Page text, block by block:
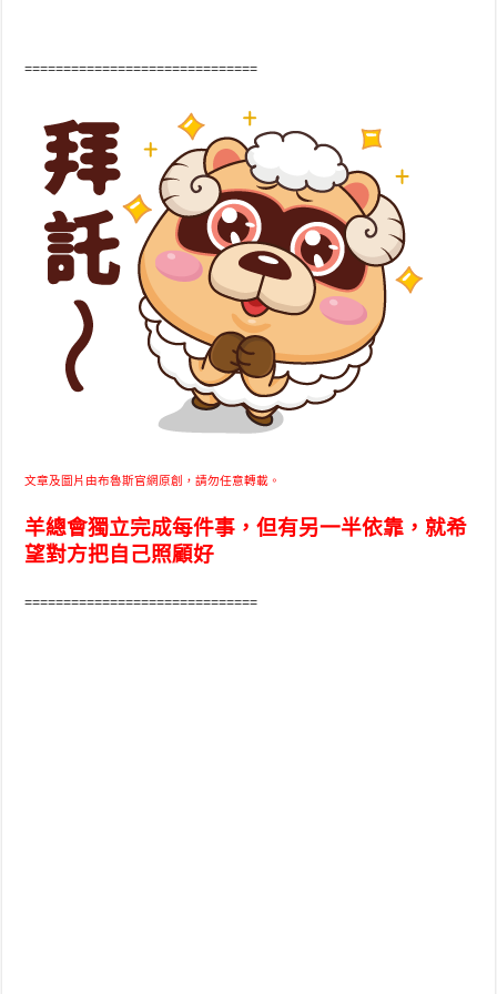
==============================
文章及圖片由布魯斯官網原創，請勿任意轉載。
羊總會獨立完成每件事，但有另一半依靠，就希
望對方把自己照顧好
==============================